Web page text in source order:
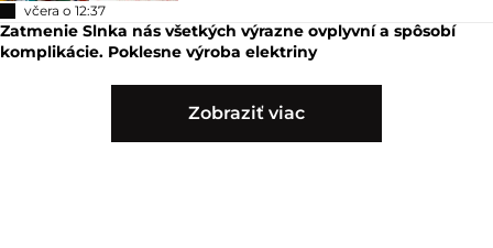
včera o 12:37
Zatmenie Slnka nás všetkých výrazne ovplyvní a spôsobí
komplikácie. Poklesne výroba elektriny
Zobraziť viac